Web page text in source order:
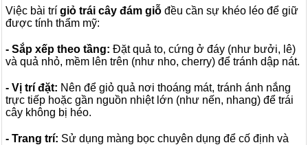
Việc bài trí giỏ trái cây đám giỗ đều cần sự khéo léo để giữ
được tính thẩm mỹ:
- Sắp xếp theo tầng: Đặt quả to, cứng ở đáy (như bưởi, lê)
và quả nhỏ, mềm lên trên (như nho, cherry) để tránh dập nát.
- Vị trí đặt: Nên để giỏ quả nơi thoáng mát, tránh ánh nắng
trực tiếp hoặc gần nguồn nhiệt lớn (như nến, nhang) để trái
cây không bị héo.
- Trang trí: Sử dụng màng bọc chuyên dụng để cố định và